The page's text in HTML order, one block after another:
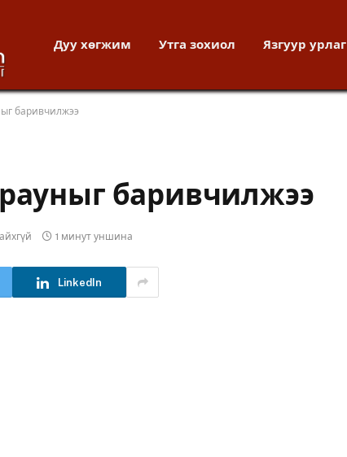
Дуу хөгжим Утга зохиол Язгуур урлаг
баривчилжээ
баривчилжээ
1 минут уншина
LinkedIn